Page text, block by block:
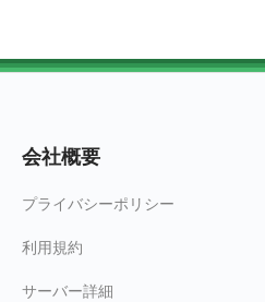
会社概要
プライバシーポリシー
利用規約
サーバー詳細